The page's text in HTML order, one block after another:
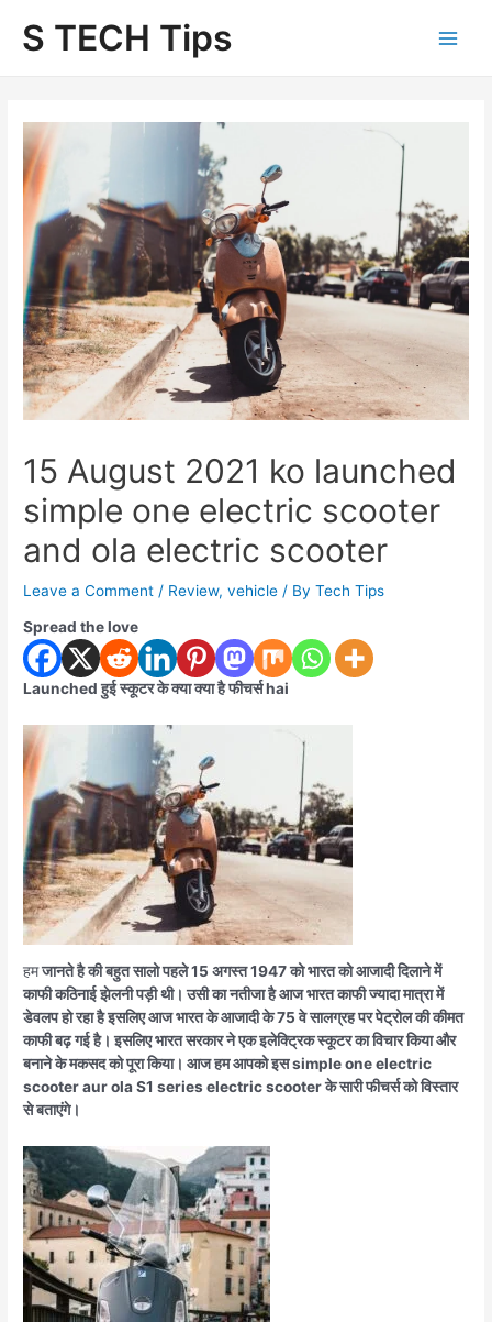
contentS TECH Tips
15 August 2021 ko launched
simple one electric scooter
and ola electric scooter
Leave a Comment / Review,vehicle / ByTech Tips
Spread the love
Launched हुई स्कूटर के क्या क्या है फीचर्स hai
हमजानते है की बहुत सालो पहले 15 अगस्त 1947 को भारत को आजादी दिलाने में
काफी कठिनाई झेलनी पड़ी थी। उसी का नतीजा है आज भारत काफी ज्यादा मात्रा में
डेवलप हो रहा है इसलिए आज भारत के आजादी के 75 वे सालग्रह पर पेट्रोल की कीमत
काफी बढ़ गई है। इसलिए भारत सरकार ने एक इलेक्ट्रिक स्कूटर का विचार किया और
बनाने के मकसद को पूरा किया। आज हम आपको इसsimple one electric
scooter aur ola S1 series electric scooterके सारी फीचर्स को विस्तार
से बताएंगे।